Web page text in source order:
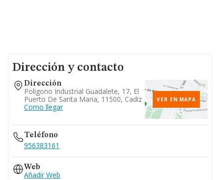
Dirección y contacto
Dirección
Poligono Industrial Guadalete, 17, El
Puerto De Santa Maria, 11500, Cadiz
Como llegar
VER EN MAPA
Teléfono
956383161
Web
Añadir Web